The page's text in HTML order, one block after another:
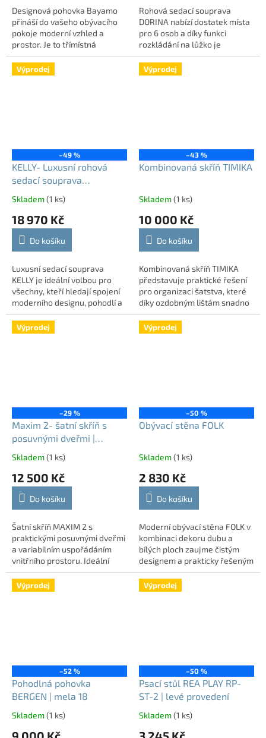
Designová pohovka Bayamo
přináší do vašeho obývacího
pokoje moderní vzhled a
prostor. Je to třímístná
pohovka, která díky svému
zpracování skvěle vynikne v
otevřených prostorech...
Rohová sedací souprava
DORINA nabízí dostatek místa
pro 6 osob a díky funkci
rozkládání na lůžko je
ideálním řešením pro
každodenní relaxaci i
příležitostné
Výprodej
–49 %
KELLY- Luxusní rohová
sedací souprava
rozkládací s úložným
prostorem| pravý roh
Skladem(1 ks)
18 970 Kč
Do košíku
Luxusní sedací souprava
KELLY je ideální volbou pro
všechny, kteří hledají spojení
moderního designu, pohodlí a
praktických funkcí. Díky
elegantním liniím a
nadčasovému vzhledu...
Výprodej
–43 %
Kombinovaná skříň TIMIKA
Skladem(1 ks)
10 000 Kč
Do košíku
Kombinovaná skříň TIMIKA
představuje praktické řešení
pro organizaci šatstva, které
díky ozdobným lištám snadno
sladíte s interiérem vaší
ložnice. Její promyšlené
vnitřní...
Výprodej
–29 %
Maxim 2- šatní skříň s
posuvnými dveřmi |
Skladem(1 ks)
12 500 Kč
Do košíku
Šatní skříň MAXIM 2 s
praktickými posuvnými dveřmi
a variabilním uspořádáním
vnitřního prostoru. Ideální
volbou pro všechny, kteří
hledají prostornou, kvalitně
zpracovanou a...
Výprodej
–50 %
Obývací stěna FOLK
Skladem(1 ks)
2 830 Kč
Do košíku
Moderní obývací stěna FOLK v
kombinaci dekoru dubu a
bílých ploch zaujme čistým
designem a prakticky řešeným
úložným prostorem. Poslední
vystavený kus za
zvýhodněnou cenu-...
Výprodej
–52 %
Pohodlná pohovka
BERGEN | mela 18
Skladem(1 ks)
Výprodej
–50 %
Psací stůl REA PLAY RP-
ST-2 | levé provedení
Skladem(1 ks)